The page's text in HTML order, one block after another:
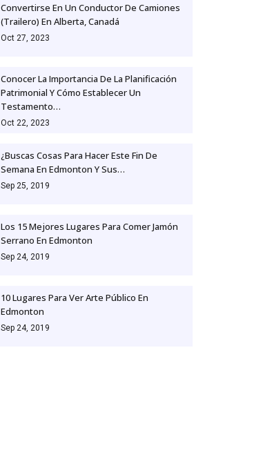
Convertirse En Un Conductor De Camiones
(trailero) En Alberta, Canadá
Oct 27, 2023
Conocer La Importancia De La Planificación
Patrimonial Y Cómo Establecer Un
Testamento…
Oct 22, 2023
¿Buscas Cosas Para Hacer Este Fin De
Semana En Edmonton Y Sus…
Sep 25, 2019
Los 15 Mejores Lugares Para Comer Jamón
Serrano En Edmonton
Sep 24, 2019
10 Lugares Para Ver Arte Público En
Edmonton
Sep 24, 2019